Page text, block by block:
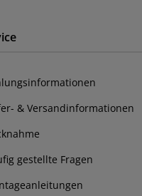
& Versandinformationen
gestellte Fragen